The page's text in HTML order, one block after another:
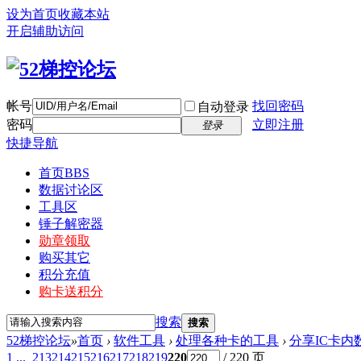
设为首页收藏本站
开启辅助访问
帐号 自动登录 找回密码
密码
登录
立即注册
快捷导航
首页BBS
数据讨论区
工具区
锤子解密器
勋章领取
购买其它
积分充值
购卡送积分
搜索 搜索
52梯控论坛»首页 › 软件工具 › 处理各种卡的工具 › 分享IC卡内
1 ... 213214215216217218219220
/ 220 页